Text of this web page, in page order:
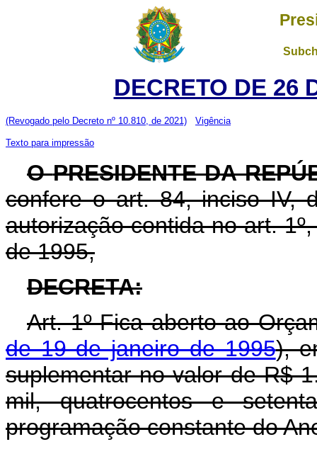
DECRETO DE 26
(Revogado pelo Decreto nº 10.810, de 2021) Vigência
Texto para impressão
O PRESIDENTE DA
confere o art. 84, inciso IV,
autorização contida no art.
de 1995,
DECRETA:
Art. 1º Fica aberto ao
de 19 de janeiro de 1995),
suplementar no valor de R$
mil, quatrocentos e
programação constante do